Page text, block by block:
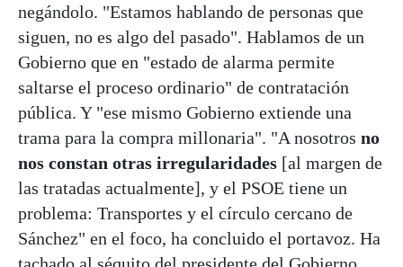
negándolo. "Estamos hablando de personas que
siguen, no es algo del pasado". Hablamos de un
Gobierno que en "estado de alarma permite
saltarse el proceso ordinario" de contratación
pública. Y "ese mismo Gobierno extiende una
trama para la compra millonaria". "A nosotros no
nos constan otras irregularidades [al margen de
las tratadas actualmente], y el PSOE tiene un
problema: Transportes y el círculo cercano de
Sánchez" en el foco, ha concluido el portavoz. Ha
tachado al séquito del presidente del Gobierno